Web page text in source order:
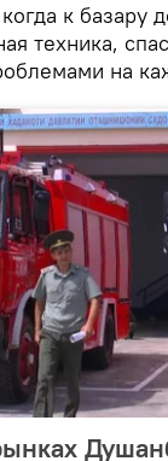
к базару
техника,
на